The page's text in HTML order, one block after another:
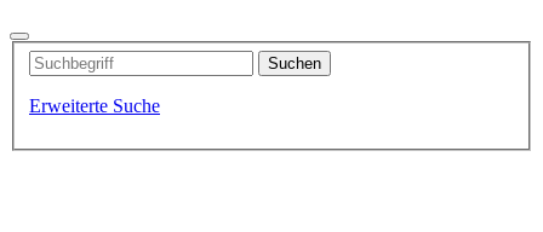
Erweiterte Suche